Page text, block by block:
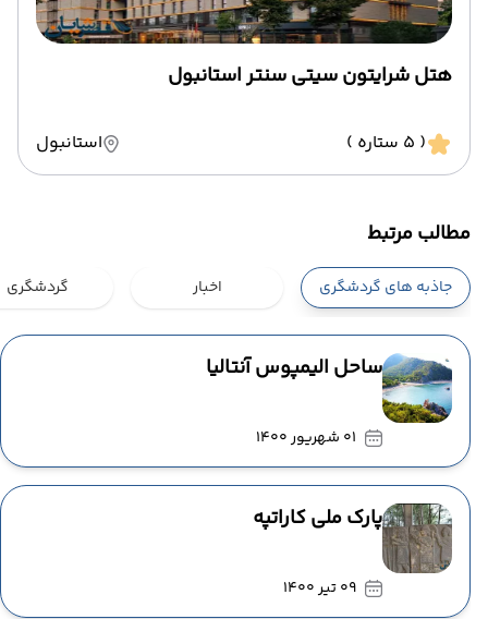
هتل شرایتون سیتی سنتر استانبول
( 5 ستاره ) استانبول
مطالب مرتبط
جاذبه های گردشگری اخبار گردشگری
ساحل الیمپوس آنتالیا
01 شهریور 1400
پارک ملی کاراتپه
09 تیر 1400